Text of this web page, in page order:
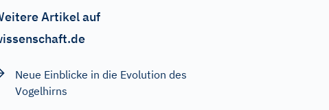
Artikel auf
Neue Einblicke in die Evolution des
Vogelhirns